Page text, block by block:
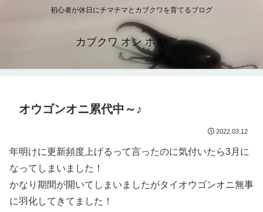
初心者が休日にチマチマとカブクワを育てるブログ
カブクワ オン ホリデー
オウゴンオニ累代中～♪
2022.03.12
年明けに更新頻度上げるって言ったのに気付いたら3月に
なってしまいました！
かなり期間が開いてしまいましたがタイオウゴンオニ無事
に羽化してきてました！